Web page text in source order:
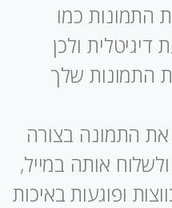
התמונות כמו
ולכן
התמונות שלך
התמונה בצורה
אותה במייל,
ופוגעות באיכות